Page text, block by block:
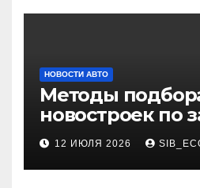
НОВОСТИ АВТО
Методы
новостроек по
критериям
12 ИЮЛЯ 2026